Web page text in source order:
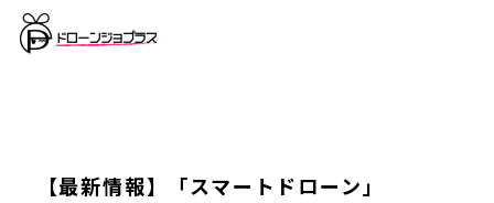
【最新情報】「スマートドローン」